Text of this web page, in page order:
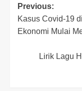
Previous:
Kasus Covid-19
Ekonomi Mulai
Lirik Lagu